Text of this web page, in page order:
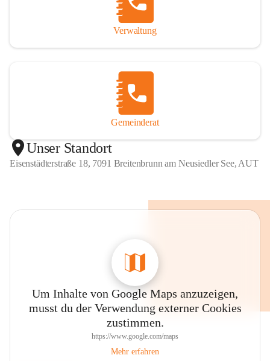
Verwaltung
Gemeinderat
Unser Standort
Eisenstädterstraße 18, 7091 Breitenbrunn am Neusiedler See, AUT
Um Inhalte von Google Maps anzuzeigen,
musst du der Verwendung externer Cookies
zustimmen.
https://www.google.com/maps
Mehr erfahren